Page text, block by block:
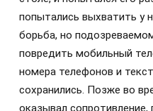
попытались выхватить у
борьба, но
повредить мобильный
номера телефонов и
сохранились. Позже во
оказывал